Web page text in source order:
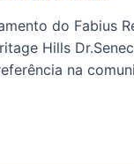
do Fabius
Hills
na